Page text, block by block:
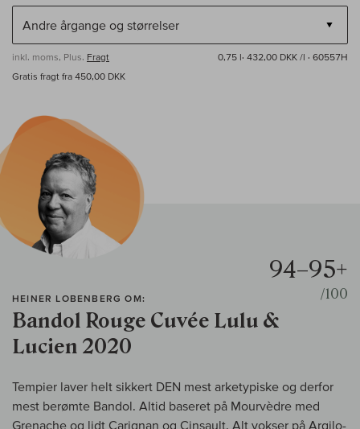
inkl. moms, Plus. Fragt 0,75 l· 432,00 DKK /l · 60557H
Gratis fragt fra 450,00 DKK
HEINER LOBENBERG OM:
Bandol Rouge Cuvée Lulu &
Lucien 2020
94–95+
/100
Tempier laver helt sikkert DEN mest arketypiske og derfor
mest berømte Bandol. Altid baseret på Mourvèdre med
Grenache og lidt Carignan og Cinsault. Alt vokser på Argilo-